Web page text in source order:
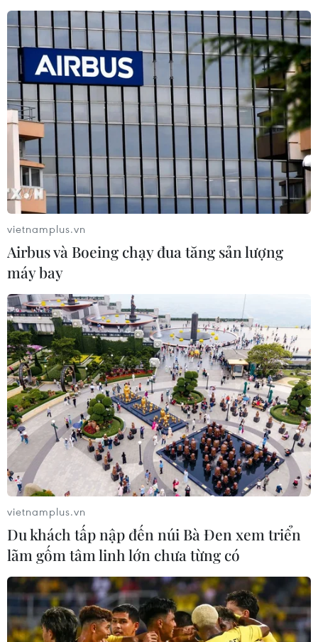
vietnamplus.vn
Airbus và Boeing chạy đua tăng sản lượng
máy bay
vietnamplus.vn
Du khách tấp nập đến núi Bà Đen xem triển
lãm gốm tâm linh lớn chưa từng có